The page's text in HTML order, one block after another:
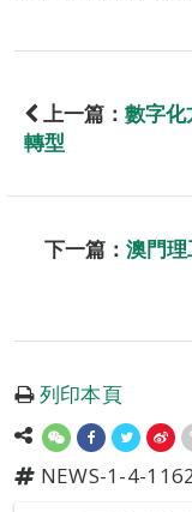
上一篇： 數字化
轉型
下一篇： 澳門
列印本頁
NEWS-1-4-